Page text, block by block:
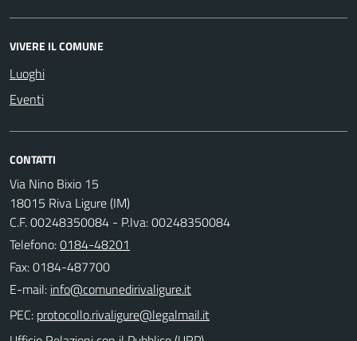
VIVERE IL COMUNE
Luoghi
Eventi
CONTATTI
Via Nino Bixio 15
18015 Riva Ligure (IM)
C.F. 00248350084 - P.Iva: 00248350084
Telefono:0184-48201
Fax: 0184-487700
E-mail:
PEC: